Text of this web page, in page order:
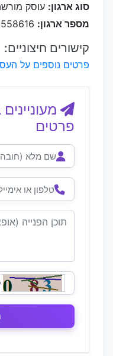
סוג ארגון: עוסק
מספר ארגון:
קישורים חיצוניים:
פרטים נוספים על
פרטים